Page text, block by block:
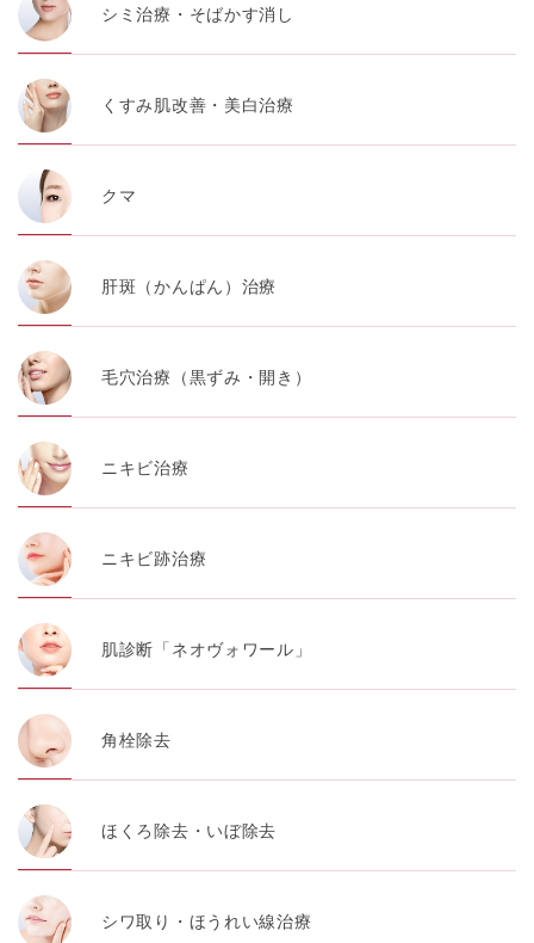
シミ治療・そばかす消し
くすみ肌改善・美白治療
クマ
肝斑（かんぱん）治療
毛穴治療（黒ずみ・開き）
ニキビ治療
ニキビ跡治療
肌診断「ネオヴォワール」
角栓除去
ほくろ除去・いぼ除去
シワ取り・ほうれい線治療